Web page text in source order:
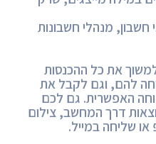
חשבון, מנהלי חשבונות
את כל ההכנסות
להם, וגם לקבל את
האפשרית. גם לכם
דרך המחשב, צילום
שליחה במייל.